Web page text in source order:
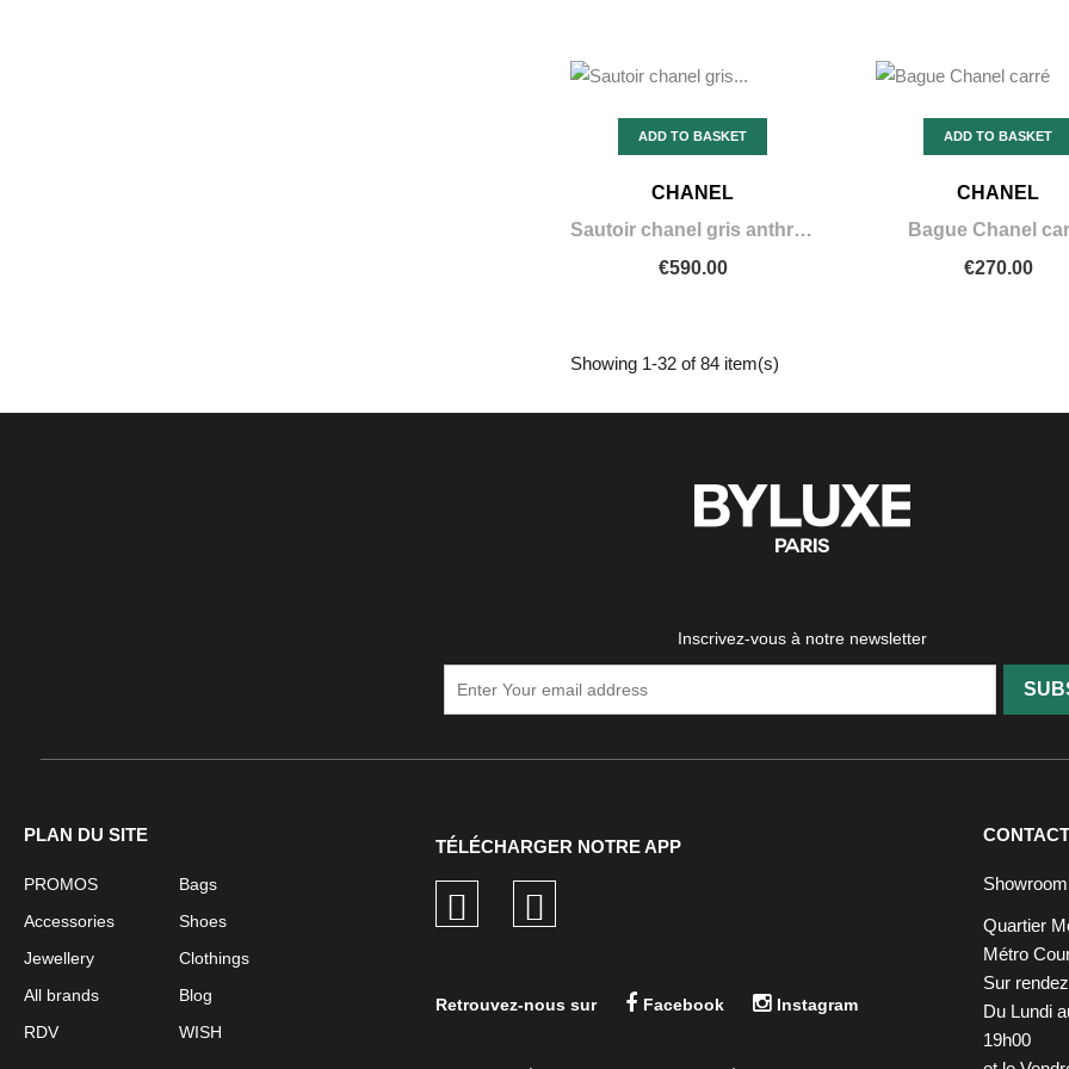
ADD TO BASKET
CHANEL
Sautoir chanel gris anthracite CC tête de lion
€590.00
ADD TO BASKET
CHANEL
Bague Chanel
€270.00
Showing 1-32 of 84 item(s)
Inscrivez-vous à notre newsletter
PLAN DU SITE
PROMOS
Bags
Accessories
Shoes
Jewellery
Clothings
All brands
Blog
RDV
WISH
TÉLÉCHARGER NOTRE APP
Retrouvez-nous sur Facebook Instagram
CONTACT
Showroom
Quartier
Métro
Sur
Du Lundi
19h00